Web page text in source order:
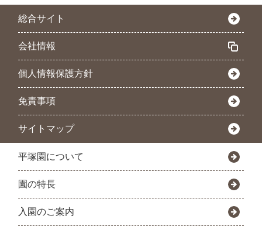
総合サイト
会社情報
個人情報保護方針
免責事項
サイトマップ
平塚園について
園の特長
入園のご案内